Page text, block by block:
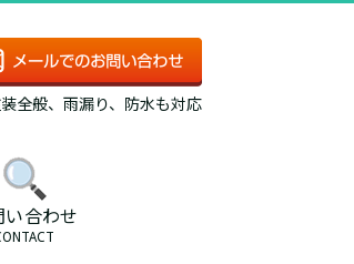
全般、雨漏り、防水も対応
い合わせ